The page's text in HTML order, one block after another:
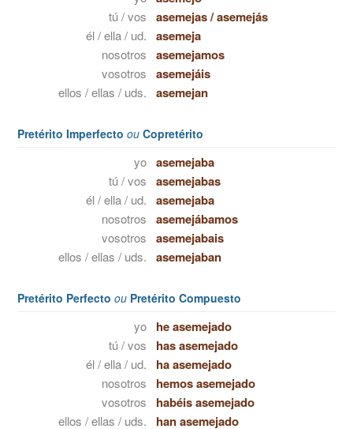
tú / vos asemejas/asemejás
él / ella / ud. asemeja
nosotros asemejamos
vosotros asemejáis
ellos / ellas / uds. asemejan
Pretérito Imperfecto ou Copretérito
yo asemejaba
tú / vos asemejabas
él / ella / ud. asemejaba
nosotros asemejábamos
vosotros asemejabais
ellos / ellas / uds. asemejaban
Pretérito Perfecto ou Pretérito Compuesto
yo he asemejado
tú / vos has asemejado
él / ella / ud. ha asemejado
nosotros hemos asemejado
vosotros habéis asemejado
ellos / ellas / uds. han asemejado